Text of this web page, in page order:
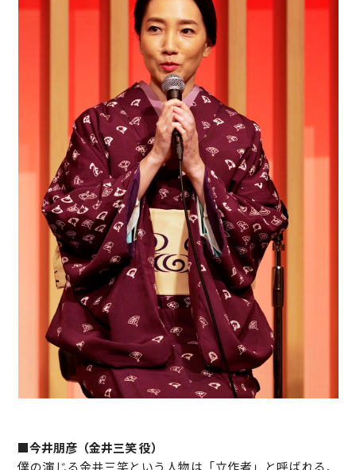
■今井朋彦（金井三笑 役）
僕の演じる金井三笑という人物は「立作者」と呼ばれる、